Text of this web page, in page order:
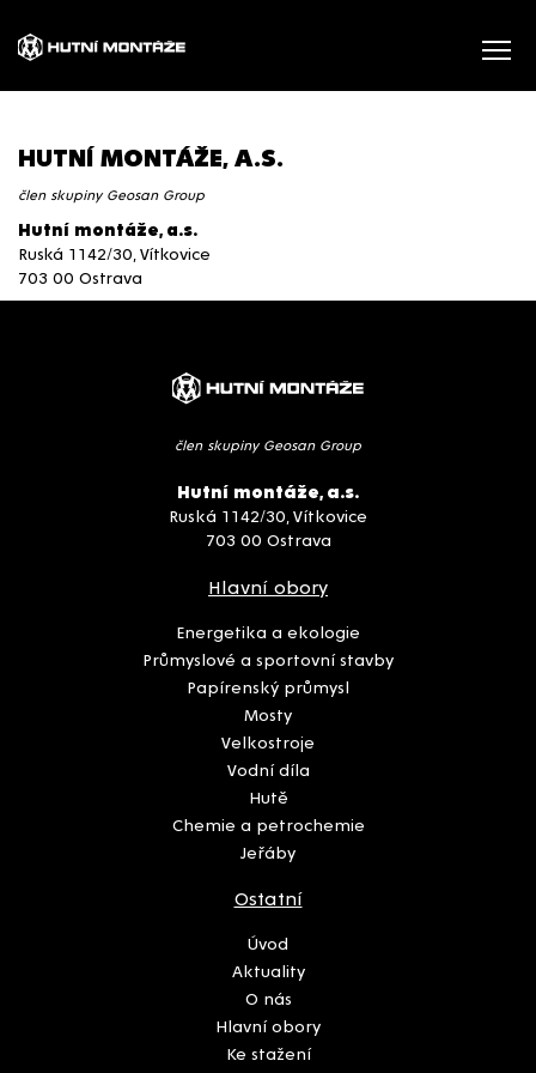
HUTNÍ MONTÁŽE, A.S.
člen skupiny Geosan Group
Hutní montáže, a.s.
Ruská 1142/30, Vítkovice
703 00 Ostrava
člen skupiny Geosan Group
Hutní montáže, a.s.
Ruská 1142/30, Vítkovice
703 00 Ostrava
Hlavní obory
Energetika a ekologie
Průmyslové a sportovní stavby
Papírenský průmysl
Mosty
Velkostroje
Vodní díla
Hutě
Chemie a petrochemie
Jeřáby
Ostatní
Úvod
Aktuality
O nás
Hlavní obory
Ke stažení